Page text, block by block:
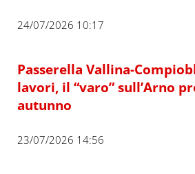
24/07/2026 10:17
Passerella Vallina-
lavori, il “varo” sull’Arno
autunno
23/07/2026 14:56